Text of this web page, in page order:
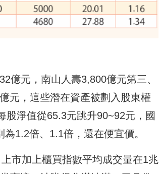
億元，南山人壽3,800億元第三、
元，這些潛在資產被劃入股東權
股淨值從65.3元跳升90~92元，國
1.2倍、1.1倍，還在便宜價。
市加上櫃買指數平均成交量在1兆